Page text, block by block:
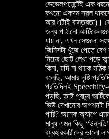
ডেভেলপমেন্টেই এক
কখনো একদম সরল থাকবে
আর এটাই বাস্তবতা)।
জন্য পাঠানো
যায় না, এখন সেগুলো
জিনিসটা খুঁজে পেতে
নিচের ছোট্ট লেখা পড়ে
কিনা, যদি না থাকে
বলেছি, আমার দৃষ্টি
প্রতিদিনই Speechify-
পড়ছি, তাই প্রচুর
ভিউ দেখানোর অপশনটা
পারি? অনেক অ্যাপে
মানুষ এমন কিছু
ব্যবহারকারীদের ভালো